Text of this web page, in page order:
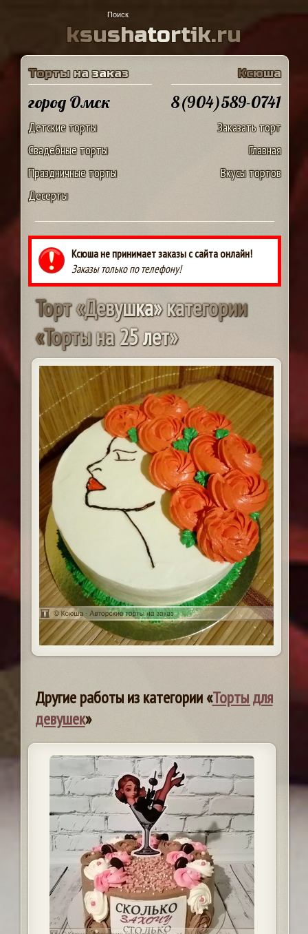
ksushatortik.ru
Торты на заказ
город Омск
Детские торты
Свадебные торты
Праздничные торты
Десерты
Ксюша
8(904)589-0741
Заказать торт
Главная
Вкусы тортов
Ксюша не принимает заказы с сайта онлайн!
Заказы только по телефону!
Торт«Девушка»категории
«Тортына 25лет»
Другие работы из категории «Торты для
девушек»